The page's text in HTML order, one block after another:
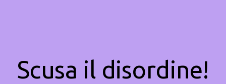
Scusa il disordine!